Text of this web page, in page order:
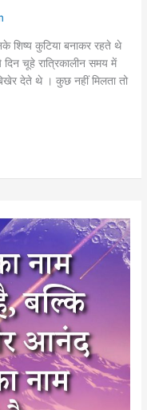
शिष्य कुटिया बनाकर रहते थे
चूहे रात्रिकालीन समय में
देते थे । कुछ नहीं मिलता तो